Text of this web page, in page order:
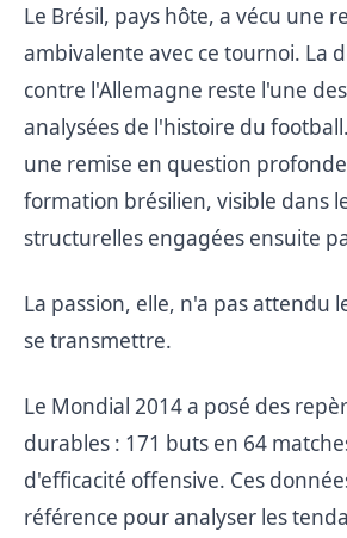
Le Brésil, pays hôte, a vécu une
ambivalente avec ce tournoi. La
contre l'Allemagne reste l'une
analysées de l'histoire du
une remise en question
formation brésilien, visible dans
structurelles engagées ensuite
La passion, elle, n'a pas attendu
se transmettre.
Le Mondial 2014 a posé des
durables : 171 buts en 64
d'efficacité offensive. Ces
référence pour analyser les